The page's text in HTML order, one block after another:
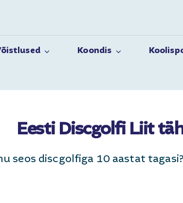
Koondis
Eesti Discgolfi Liit
seos discgolfiga 10 aastat tagasi?